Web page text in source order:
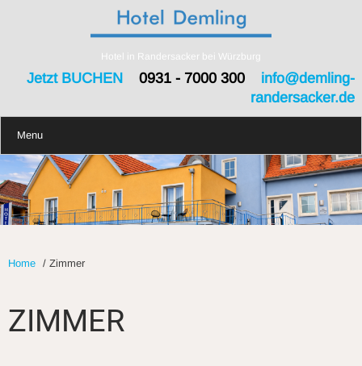
Hotel in Randersacker bei Würzburg
Jetzt BUCHEN0931 - 7000 300 info@demling-
randersacker.de
Menu
Home / Zimmer
ZIMMER